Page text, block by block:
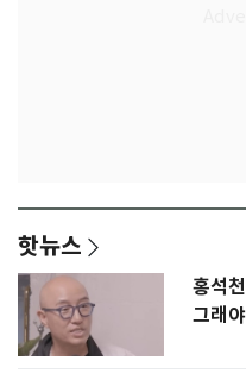
핫뉴스
홍석
그래